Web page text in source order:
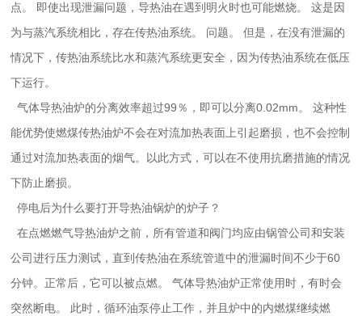
点。 即使出现泄漏问题，导热油在遇到明火时也可能燃烧。 这是因
为与蒸汽系统相比，存在传热油系统。 问题。 但是，在没有泄漏的
情况下，传热油系统比水和蒸汽系统更安全，因为传热油系统在低压
下运行。
气体导热油炉的分离效率超过99％，即可以分离0.02mm。 这种性
能优势使燃煤传热油炉不会在对流加热表面上引起磨损，也不会控制
通过对流加热表面的烟气。以此方式，可以在不使用抗磨措施的情况
下防止磨损。
停电后为什么要打开导热油锅炉的炉子？
在点燃燃气导热油炉之前，所有管道和阀门均应由锅管公司和安装
公司进行压力测试，直到传热油在系统管道中的泄漏时间不少于60
分钟。正常后，它可以被点燃。 气体导热油炉正常使用时，有时会
突然断电。 此时，循环油泵停止工作，并且炉中的内燃煤继续燃